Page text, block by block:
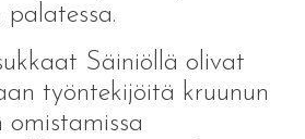
Säiniöllä olivat
työntekijöitä kruunun
omistamissa